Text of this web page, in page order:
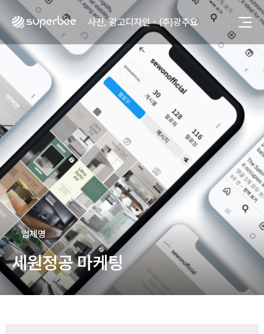
사진, 광고디자인 - (주)광주요
웹사이트 - (주)세스코
제품디자인 - 삼성전자㈜
동영상, CI - 카피어랜드㈜
동영상, 홈페이지 - (주)분독
동영상, 카탈로그 - 피자마루
웹사이트 - 백조씽크
사진, 광고디자인 - 중외제약
패키지, 디자인 - 고려은단
동영상 - (주)듀오백
동영상 - ㈜고피자
동영상 - 모모스커피㈜
동영상 - 삼양홀딩스
동영상 - 킷캣
사진, 광고디자인 - (주)화요
사진, 광고디자인 - (주)광주요
웹사이트 - (주)세스코
제품디자인 - 삼성전자㈜
동영상, CI - 카피어랜드㈜
동영상, 홈페이지 - (주)분독
동영상, 카탈로그 - 피자마루
ㆍ업체명
세원정공 마케팅